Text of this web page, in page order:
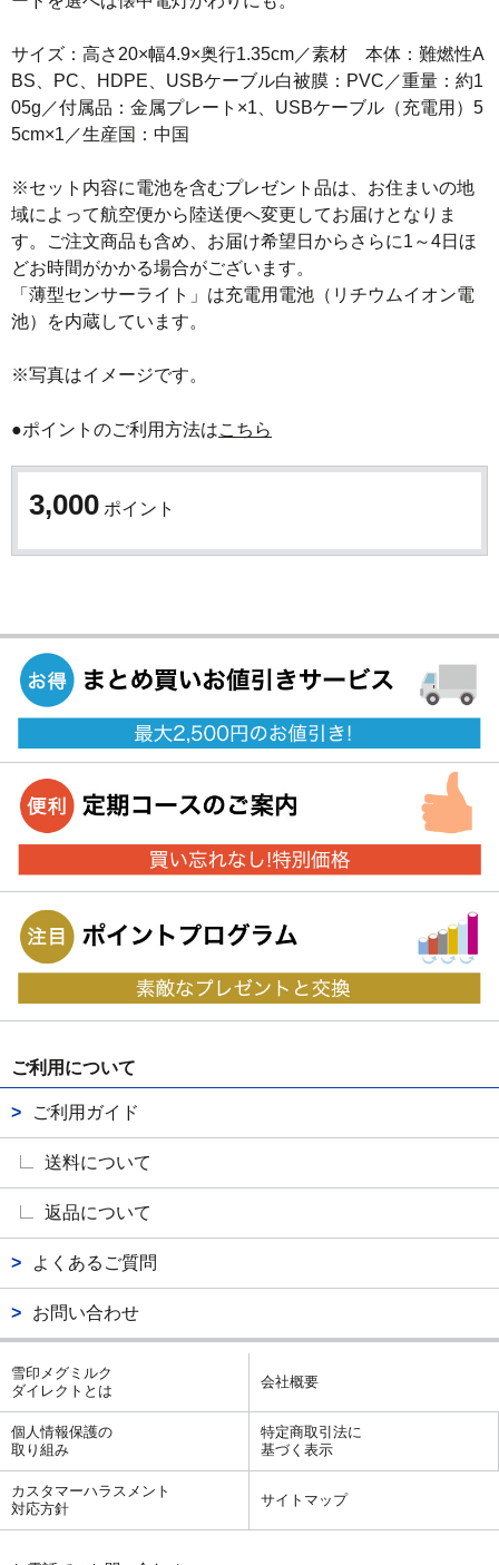
サイズ：高さ20×幅4.9×奥行1.35cm／素材　本体：難燃性A
BS、PC、HDPE、USBケーブル白被膜：PVC／重量：約1
05g／付属品：金属プレート×1、USBケーブル（充電用）5
5cm×1／生産国：中国
※セット内容に電池を含むプレゼント品は、お住まいの地
域によって航空便から陸送便へ変更してお届けとなりま
す。ご注文商品も含め、お届け希望日からさらに1～4日ほ
どお時間がかかる場合がございます。
「薄型センサーライト」は充電用電池（リチウムイオン電
池）を内蔵しています。
※写真はイメージです。
●ポイントのご利用方法はこちら
3,000 ポイント
ご利用について
ご利用ガイド
送料について
返品について
よくあるご質問
お問い合わせ
雪印メグミルク
ダイレクトとは
会社概要
個人情報保護の
取り組み
特定商取引法に
基づく表示
カスタマーハラスメント
対応方針
サイトマップ